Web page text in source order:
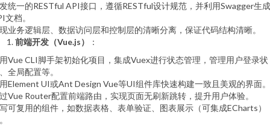
统一的RESTful API接口，遵循RESTful设计规范，并利用Swagger生成
文档。
业务逻辑层、数据访问层和控制层的清晰分离，保证代码结构清晰。
前端开发（Vue.js）
：
Vue CLI脚手架初始化项目，集成Vuex进行状态管理，管理用户登录状
全局配置等。
Element UI或Ant Design Vue等UI组件库快速构建一致且美观的界面。
Vue Router配置前端路由，实现页面无刷新跳转，提升用户体验。
可复用的组件，如数据表格、表单验证、图表展示（可集成ECharts）